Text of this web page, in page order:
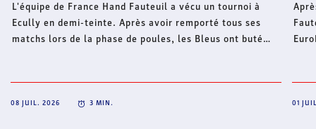
L'équipe de France Hand Fauteuil a vécu un tournoi à
Ecully en demi-teinte. Après avoir remporté tous ses
matchs lors de la phase de poules, les Bleus ont buté
08 JUIL. 2026 3 MIN. 01